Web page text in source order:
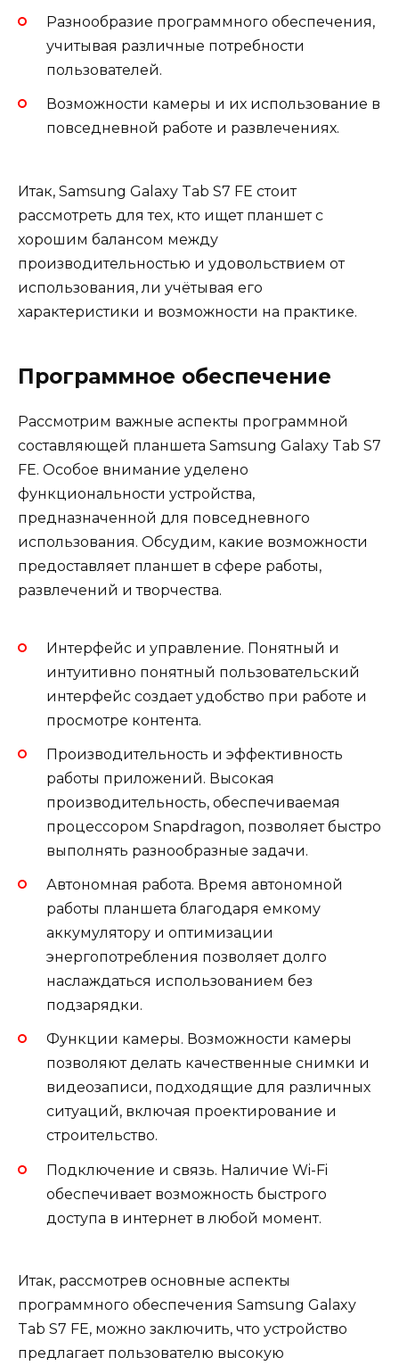
Разнообразие программного обеспечения,
учитывая различные потребности
пользователей.
Возможности камеры и их использование в
повседневной работе и развлечениях.
Итак, Samsung Galaxy Tab S7 FE стоит
рассмотреть для тех, кто ищет планшет с
хорошим балансом между
производительностью и удовольствием от
использования, ли учётывая его
характеристики и возможности на практике.
Программное обеспечение
Рассмотрим важные аспекты программной
составляющей планшета Samsung Galaxy Tab S7
FE. Особое внимание уделено
функциональности устройства,
предназначенной для повседневного
использования. Обсудим, какие возможности
предоставляет планшет в сфере работы,
развлечений и творчества.
Интерфейс и управление. Понятный и
интуитивно понятный пользовательский
интерфейс создает удобство при работе и
просмотре контента.
Производительность и эффективность
работы приложений. Высокая
производительность, обеспечиваемая
процессором Snapdragon, позволяет быстро
выполнять разнообразные задачи.
Автономная работа. Время автономной
работы планшета благодаря емкому
аккумулятору и оптимизации
энергопотребления позволяет долго
наслаждаться использованием без
подзарядки.
Функции камеры. Возможности камеры
позволяют делать качественные снимки и
видеозаписи, подходящие для различных
ситуаций, включая проектирование и
строительство.
Подключение и связь. Наличие Wi-Fi
обеспечивает возможность быстрого
доступа в интернет в любой момент.
Итак, рассмотрев основные аспекты
программного обеспечения Samsung Galaxy
Tab S7 FE, можно заключить, что устройство
предлагает пользователю высокую